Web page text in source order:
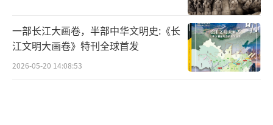
《光明日报》（ 2019年07月10日 15版）
（责任编辑：段颖 CC004）
一部长江大画卷，半部中华文明史:《长
江文明大画卷》特刊全球首发
2026-05-20 14:08:53